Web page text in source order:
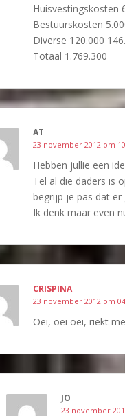
Huisvestingskosten
Bestuurskosten
Diverse 120.000
Totaal 1.769.300
AT
23 november 2012 om
Hebben jullie een
Tel al die daders is
begrijp je pas dat er
Ik denk maar even
CRISPINA
23 november 2012 om
Oei, oei oei, riekt
JO
23 november